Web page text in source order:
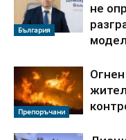
България
не
модел
Препоръчани